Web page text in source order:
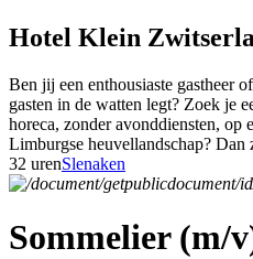
Hotel Klein
Ben jij een enthousiaste gastheer
gasten in de watten legt? Zoek je
horeca, zonder avonddiensten, op
Limburgse heuvellandschap?
32 urenSlenaken
Sommelier (m/